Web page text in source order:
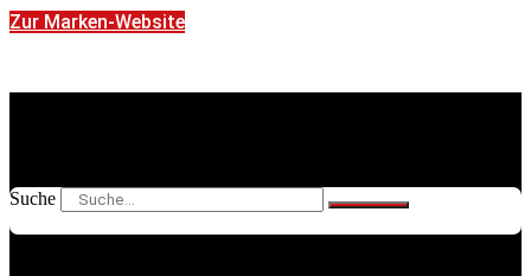
Zur Marken-Website
Suche